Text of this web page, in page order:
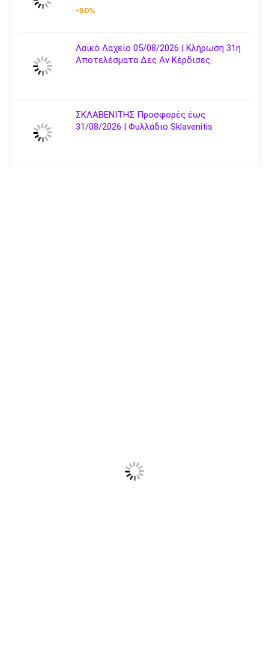
-50%
Λαϊκό Λαχείο 05/08/2026 | Κλήρωση 31η
Αποτελέσματα Δες Αν Κέρδισες
ΣΚΛΑΒΕΝΙΤΗΣ Προσφορές έως
31/08/2026 | Φυλλάδιο Sklavenitis